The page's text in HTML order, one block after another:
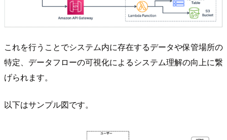
これを行うことでシステム内に存在するデータや保管場所の
特定、データフローの可視化によるシステム理解の向上に繋
げられます。
以下はサンプル図です。